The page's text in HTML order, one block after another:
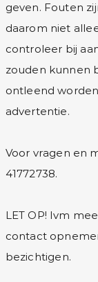
geven. Fouten
daarom niet
controleer bij
zouden kunnen
ontleend
advertentie.
Voor vragen en
41772738.
LET OP! Ivm
contact
bezichtigen.